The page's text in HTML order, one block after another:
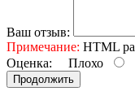
Ваш отзыв:
Примечание: HTML
Оценка: Плохо
Продолжить